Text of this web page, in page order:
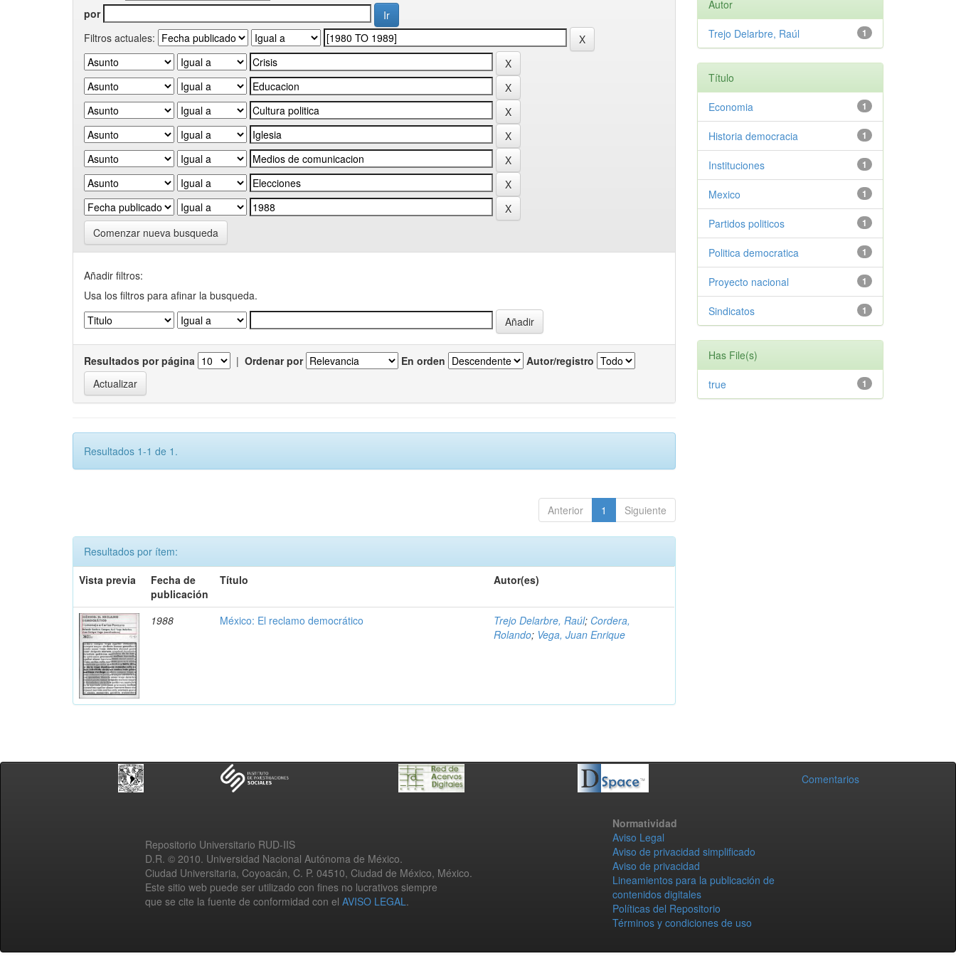
por
Filtros actuales:
Comenzar nueva busqueda
Añadir filtros:
Usa los filtros para afinar la busqueda.
Resultados por página | Ordenar por En orden Autor/registro
Resultados 1-1 de 1.
Anterior 1 Siguiente
Resultados por ítem:
Vista previa
Fecha de
publicación
Título Autor(es)
1988 México: El reclamo democrático Trejo Delarbre, Raúl; Cordera,
Rolando; Vega, Juan Enrique
Autor
1
Trejo Delarbre, Raúl
Título
1
Economia
1
Historia democracia
1
Instituciones
1
Mexico
1
Partidos politicos
1
Politica democratica
1
Proyecto nacional
1
Sindicatos
Has File(s)
1
true
Comentarios
Repositorio Universitario RUD-IIS
D.R. © 2010. Universidad Nacional Autónoma de México.
Ciudad Universitaria, Coyoacán, C. P. 04510, Ciudad de México, México.
Este sitio web puede ser utilizado con fines no lucrativos siempre
que se cite la fuente de conformidad con el AVISO LEGAL.
Normatividad
Aviso Legal
Aviso de privacidad simplificado
Aviso de privacidad
Lineamientos para la publicación de
contenidos digitales
Políticas del Repositorio
Términos y condiciones de uso